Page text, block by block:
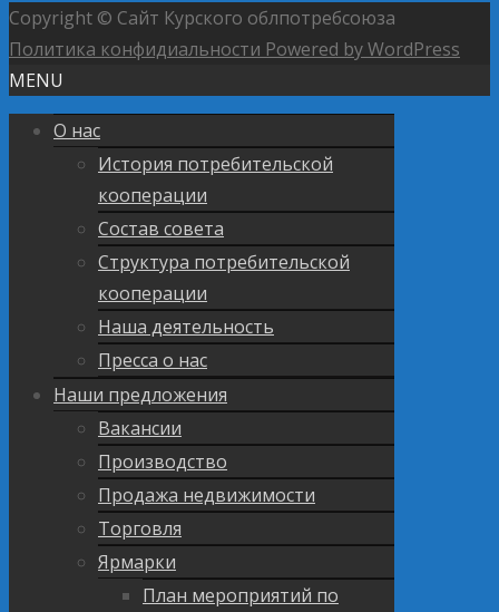
Copyright © Сайт Курского облпотребсоюза
Политика конфидиальности Powered by WordPress
MENU
О нас
История потребительской
кооперации
Состав совета
Структура потребительской
кооперации
Наша деятельность
Пресса о нас
Наши предложения
Вакансии
Производство
Продажа недвижимости
Торговля
Ярмарки
План мероприятий по